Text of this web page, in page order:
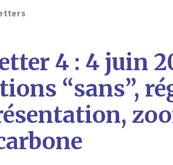
4 : 4 juin
“sans”,